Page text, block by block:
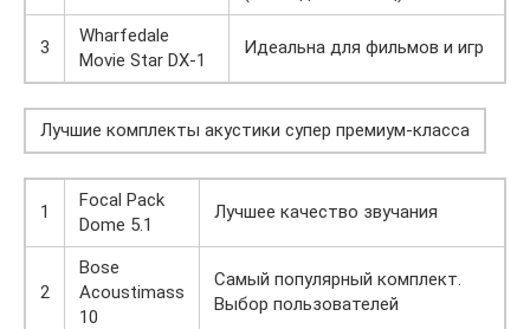
3
Wharfedale
Movie Star DX-1
Идеальна для фильмов и игр
Лучшие комплекты акустики супер премиум-класса
1
Focal Pack
Dome 5.1
Лучшее качество звучания
2
Bose
Acoustimass
10
Самый популярный комплект.
Выбор пользователей